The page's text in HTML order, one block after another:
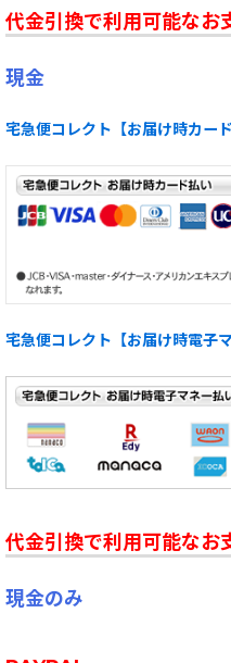
代金引換で利用可能なお
現金
宅急便コレクト【お届け時カード
宅急便コレクト【お届け時電子マ
代金引換で利用可能なお
現金のみ